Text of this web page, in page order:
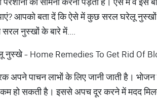
पाएं? आपको बता दें कि ऐसे में कुछ सरल घरेलू
नुस्खों के बारे में....
नुस्खे - Home Remedies To Get Rid Of
अपने पाचन लाभों के लिए जानी जाती है।
हो सकती है। इससे अपच दूर करने में मदद